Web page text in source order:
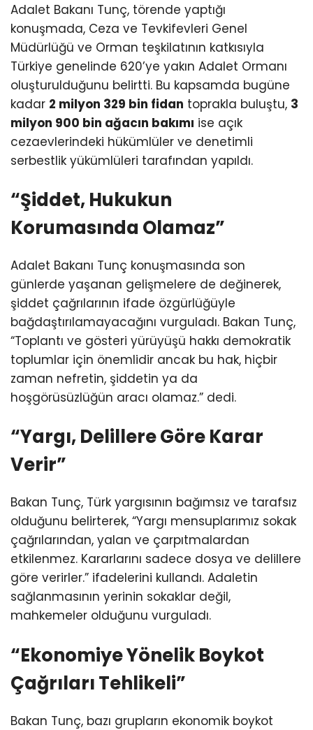
Adalet Bakanı Tunç, törende yaptığı
konuşmada, Ceza ve Tevkifevleri Genel
Müdürlüğü ve Orman teşkilatının katkısıyla
Türkiye genelinde 620’ye yakın Adalet Ormanı
oluşturulduğunu belirtti. Bu kapsamda bugüne
kadar 2 milyon 329 bin fidan toprakla buluştu, 3
milyon 900 bin ağacın bakımı ise açık
cezaevlerindeki hükümlüler ve denetimli
serbestlik yükümlüleri tarafından yapıldı.
“Şiddet, Hukukun
Korumasında Olamaz”
Adalet Bakanı Tunç konuşmasında son
günlerde yaşanan gelişmelere de değinerek,
şiddet çağrılarının ifade özgürlüğüyle
bağdaştırılamayacağını vurguladı. Bakan Tunç,
“Toplantı ve gösteri yürüyüşü hakkı demokratik
toplumlar için önemlidir ancak bu hak, hiçbir
zaman nefretin, şiddetin ya da
hoşgörüsüzlüğün aracı olamaz.” dedi.
“Yargı, Delillere Göre Karar
Verir”
Bakan Tunç, Türk yargısının bağımsız ve tarafsız
olduğunu belirterek, “Yargı mensuplarımız sokak
çağrılarından, yalan ve çarpıtmalardan
etkilenmez. Kararlarını sadece dosya ve delillere
göre verirler.” ifadelerini kullandı. Adaletin
sağlanmasının yerinin sokaklar değil,
mahkemeler olduğunu vurguladı.
“Ekonomiye Yönelik Boykot
Çağrıları Tehlikeli”
Bakan Tunç, bazı grupların ekonomik boykot